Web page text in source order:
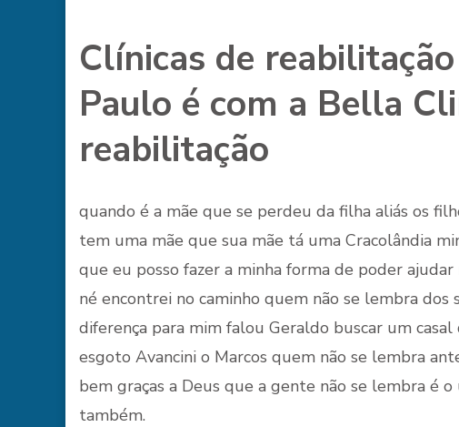
Clínicas de
Paulo é com a Bella
reabilitação
quando é a mãe que se perdeu da filha aliás os
tem uma mãe que sua mãe tá uma Cracolândia
que eu posso fazer a minha forma de poder
né encontrei no caminho quem não se lembra dos
diferença para mim falou Geraldo buscar um
esgoto Avancini o Marcos quem não se lembra
bem graças a Deus que a gente não se lembra é
também.